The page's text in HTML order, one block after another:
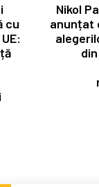
cu
Nikol
anunțat